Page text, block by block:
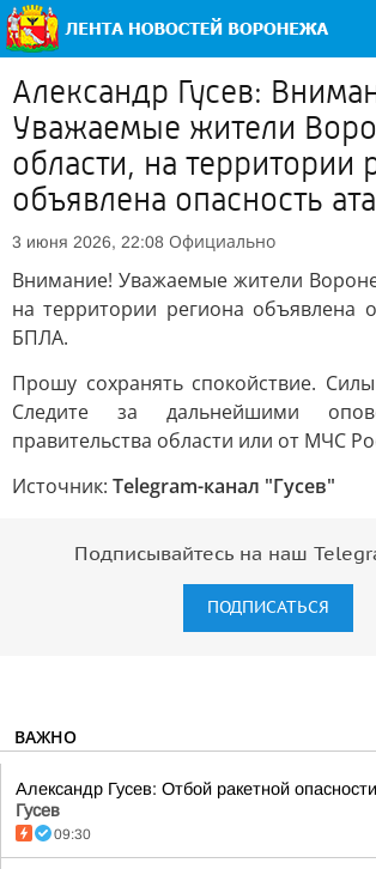
Александр Гусев:
Уважаемые жители
области, на территории
объявлена опасность
3 июня 2026, 22:08 Официально
Внимание! Уважаемые жители
на территории региона объявлена
БПЛА.
Прошу сохранять спокойствие.
Следите за дальнейшими
правительства области или от МЧС
Источник: Telegram-канал "Гусев"
Подписывайтесь на наш
ПОДПИСАТЬСЯ
ВАЖНО
Александр Гусев: Отбой ракетной
Гусев
09:30